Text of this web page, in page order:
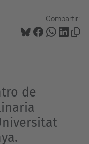
Compartir:
de